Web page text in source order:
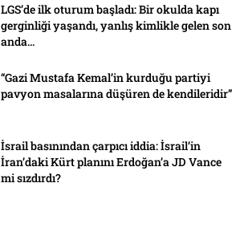
LGS’de ilk oturum başladı: Bir okulda kapı
gerginliği yaşandı, yanlış kimlikle gelen son
anda...
“Gazi Mustafa Kemal’in kurduğu partiyi
pavyon masalarına düşüren de kendileridir”
İsrail basınından çarpıcı iddia: İsrail’in
İran’daki Kürt planını Erdoğan’a JD Vance
mi sızdırdı?